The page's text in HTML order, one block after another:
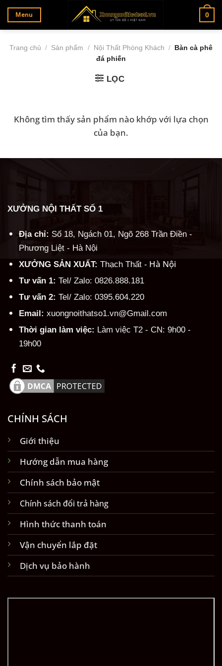
Bỏ
qua
nội
dung
Menu 0
Trang chủ / Sản phẩm / Nội Thất Phòng Khách / Bàn cà phê
đá phiến
LỌC
Không tìm thấy sản phẩm nào khớp với lựa chọn
của bạn.
XƯỞNG NỘI THẤT SỐ 1
Địa chỉ: Số 18, Ngách 01, Ngõ 268 Trần Điền -
Phương Liệt - Hà Nội
XƯỞNG SẢN XUẤT: Thạch Thất - Hà Nội
Tư vấn 1: Tel/ Zalo: 0826.888.181
Tư vấn 2: Tel/ Zalo: 0395.604.220
Email: xuongnoithatso1.vn@Gmail.com
Thời gian làm việc: Làm việc T2 - CN: 9h00 -
19h00
CHÍNH SÁCH
Giới thiệu
Hướng dẫn mua hàng
Chính sách bảo mật
Chính sách đổi trả hàng
Hình thức thanh toán
Vận chuyển lắp đặt
Dịch vụ bảo hành